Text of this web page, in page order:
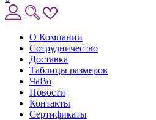
О Компании
Сотрудничество
Доставка
Таблицы размеров
ЧаВо
Новости
Контакты
Сертификаты